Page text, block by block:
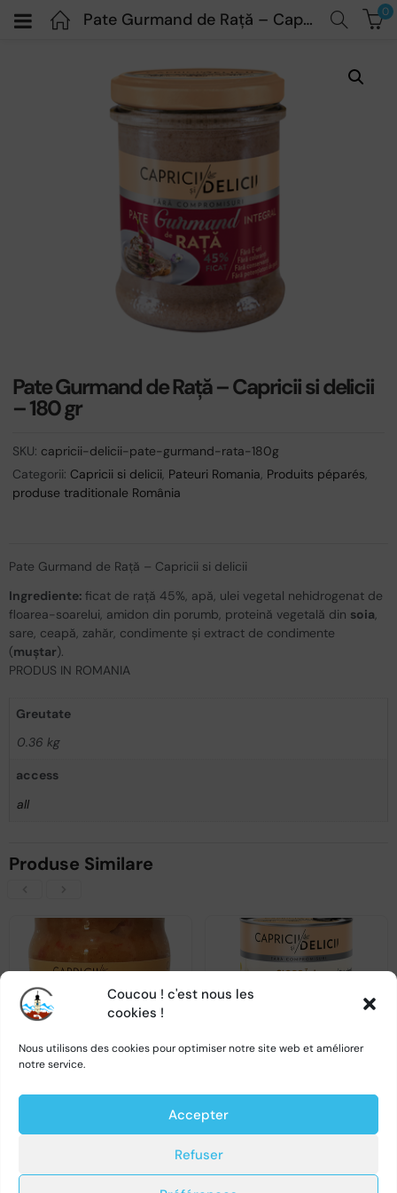
Coucou ! c'est nous les
cookies !
Nous utilisons des cookies pour optimiser notre site web et améliorer
notre service.
Accepter
Refuser
Pate Gurmand de Rață – Capricii si delicii – 180 gr 0
Pate Gurmand de Rață – Capricii si delicii
– 180 gr
SKU: capricii-delicii-pate-gurmand-rata-180g
Categorii: Capricii si delicii, Pateuri Romania, Produits péparés,
produse traditionale România
Pate Gurmand de Rață – Capricii si delicii
Ingrediente: ficat de rață 45%, apă, ulei vegetal nehidrogenat de
floarea-soarelui, amidon din porumb, proteină vegetală din soia,
sare, ceapă, zahăr, condimente şi extract de condimente
(muştar).
PRODUS IN ROMANIA
Greutate
0.36 kg
access
all
Produse Similare
Salata de vinete cu ardei copt – 500g – Capricii si Delicii
VICTIMA SUCCESULUI SĂU
Ciorba de burta cu smântâna – 400gr – Capricii si Delicii